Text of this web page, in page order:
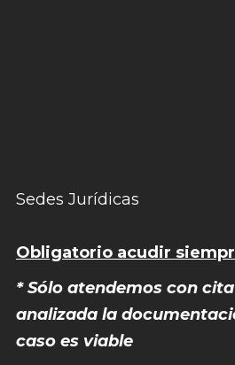
Sedes Jurídicas
Obligatorio acudir
* Sólo atendemos con
analizada la
caso es viable